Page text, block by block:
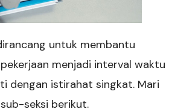
untuk membantu
menjadi interval waktu
dengan istirahat singkat. Mari
seksi berikut.